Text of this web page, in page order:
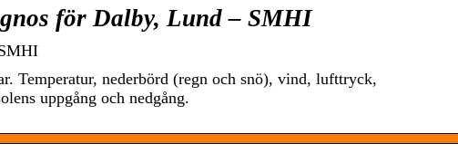
för Dalby, Lund – SMHI
Temperatur, nederbörd (regn och snö), vind, lufttryck,
uppgång och nedgång.